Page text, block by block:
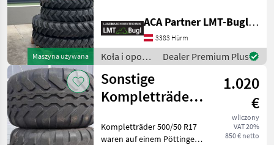
Maszyna używana
320/90R50 8Loch Typ
maszyny: , Typ konstrukcji:
Opony radialne,
ACA Partner LMT-Bugl GmbH
3383 Hürm
Koła i opony
/ Sonstige
Dealer Premium Plus
Sonstige
Kompletträder
1.020
€
wliczony
VAT 20%
850 € netto
Kompletträder 500/50 R17
waren auf einem Pöttinger